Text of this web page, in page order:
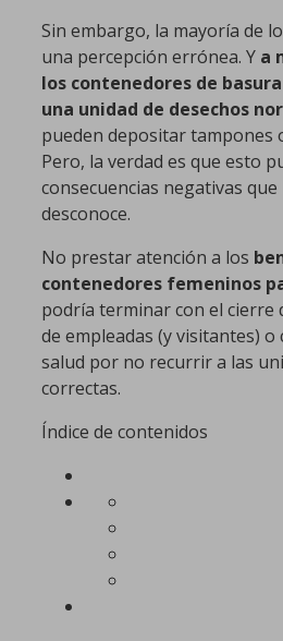
Sin embargo, la mayoría de
una percepción errónea. Y a
los contenedores de
una unidad de desechos
pueden depositar tampones
Pero, la verdad es que esto
consecuencias negativas
desconoce.
No prestar atención a los
contenedores femeninos
podría terminar con el cierre
de empleadas (y visitantes)
salud por no recurrir a las
correctas.
Índice de contenidos